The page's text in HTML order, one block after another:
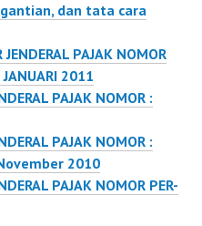
dan tata cara
PAJAK NOMOR
2011
PAJAK NOMOR :
PAJAK NOMOR :
2010
PAJAK NOMOR PER-